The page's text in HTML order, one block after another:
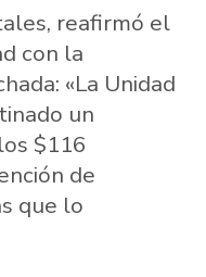
reafirmó el
con la
«La Unidad
un
$116
de
que lo